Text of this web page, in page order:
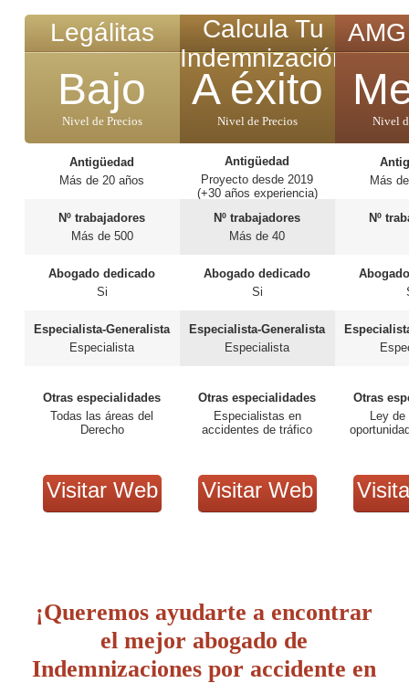
Legálitas
Bajo
Nivel de Precios
Antigüedad
Más de 20 años
Nº trabajadores
Más de 500
Abogado dedicado
Si
Especialista-Generalista
Especialista
Otras especialidades
Todas las áreas del
Derecho
Visitar Web
Calcula Tu
Indemnización
A éxito
Nivel de Precios
Antigüedad
Proyecto desde 2019
(+30 años experiencia)
Nº trabajadores
Más de 40
Abogado dedicado
Si
Especialista-Generalista
Especialista
Otras especialidades
Especialistas en
accidentes de tráfico
Visitar Web
Nivel
Más
Nº
Otras
Ley de
¡Queremos ayudarte a encontrar
el mejor abogado de
Indemnizaciones por accidente en